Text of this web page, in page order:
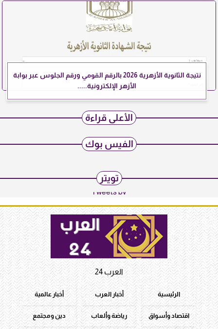
نتيجة الثانوية الأزهرية 2026 بالرقم القومي ورقم الجلوس عبر بوابة
الأزهر الإلكترونية.....
الأعلى قراءة
الفيس بوك
تويتر
Tweets by
العرب 24
الرئيسية أخبار العرب أخبار عالمية
اقتصاد وأسواق رياضة وألعاب دين ومجتمع